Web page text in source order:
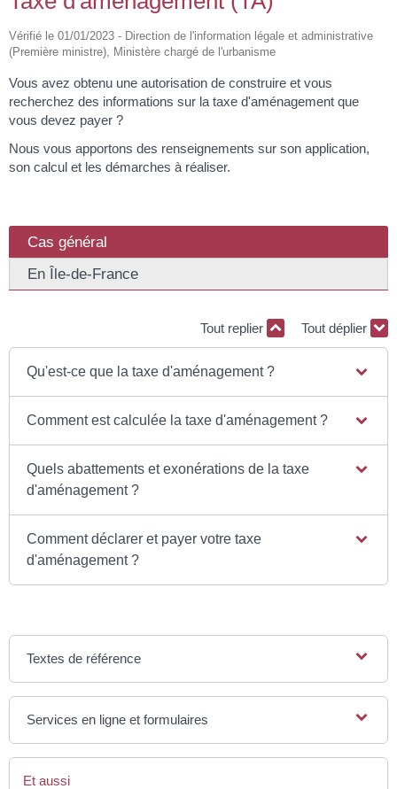
Vérifié le 01/01/2023 - Direction de l'information légale et administrative
(Première ministre), Ministère chargé de l'urbanisme
Vous avez obtenu une autorisation de construire et vous
recherchez des informations sur la taxe d'aménagement que
vous devez payer ?
Nous vous apportons des renseignements sur son application,
son calcul et les démarches à réaliser.
Cas général
En Île-de-France
Tout replier Tout déplier
Qu'est-ce que la taxe d'aménagement ?
Comment est calculée la taxe d'aménagement ?
Quels abattements et exonérations de la taxe
d'aménagement ?
Comment déclarer et payer votre taxe
d'aménagement ?
Textes de référence
Services en ligne et formulaires
Et aussi